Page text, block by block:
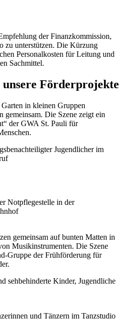
der Finanzkommission,
zu unterstützen. Die Kürzung
Personalkosten für Leitung und
Sachmittel.
Förderprojekte
Jugendlicher im
Notpflegestelle in der
sehbehinderte Kinder, Jugendliche